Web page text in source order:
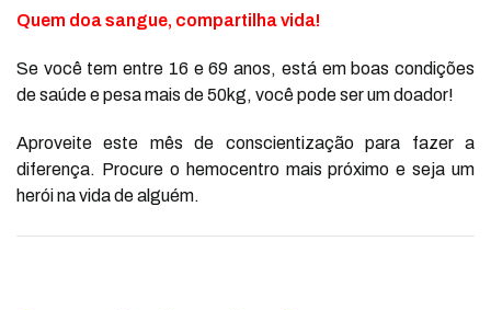
Quem doa sangue, compartilha vida!
Se você tem entre 16 e 69 anos, está em boas condições
de saúde e pesa mais de 50kg, você pode ser um doador!
Aproveite este mês de conscientização para fazer a
diferença. Procure o hemocentro mais próximo e seja um
herói na vida de alguém.